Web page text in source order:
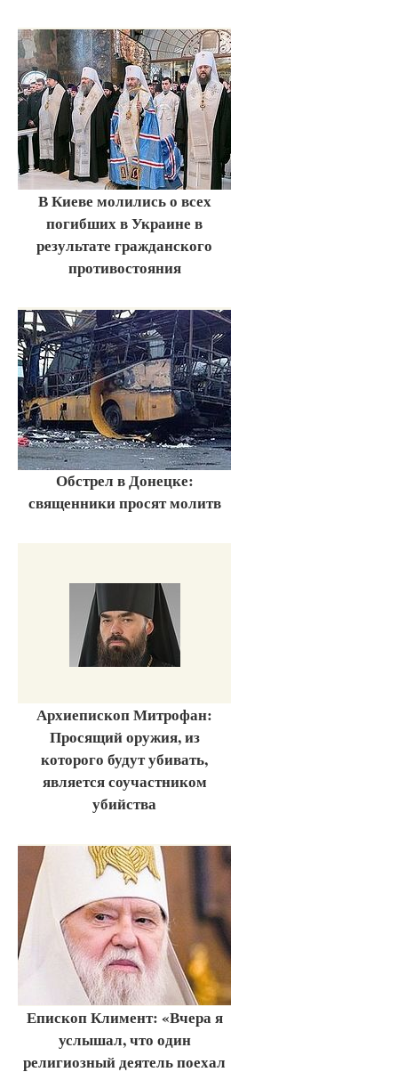
В Киеве молились о всех
погибших в Украине в
результате гражданского
противостояния
Обстрел в Донецке:
священники просят молитв
Архиепископ Митрофан:
Просящий оружия, из
которого будут убивать,
является соучастником
убийства
Епископ Климент: «Вчера я
услышал, что один
религиозный деятель поехал